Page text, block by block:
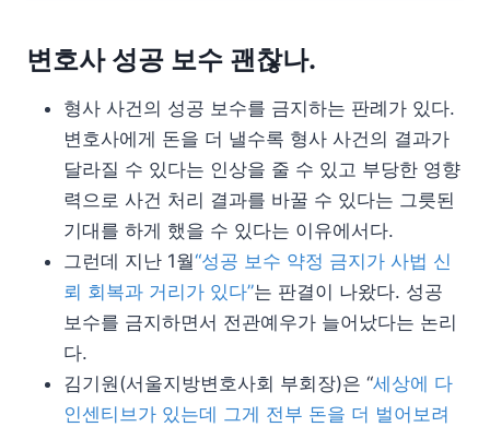
변호사 성공 보수 괜찮나.
형사 사건의 성공 보수를 금지하는 판례가 있다.
변호사에게 돈을 더 낼수록 형사 사건의 결과가
달라질 수 있다는 인상을 줄 수 있고 부당한 영향
력으로 사건 처리 결과를 바꿀 수 있다는 그릇된
기대를 하게 했을 수 있다는 이유에서다.
그런데 지난 1월“성공 보수 약정 금지가 사법 신
뢰 회복과 거리가 있다”는 판결이 나왔다. 성공
보수를 금지하면서 전관예우가 늘어났다는 논리
다.
김기원(서울지방변호사회 부회장)은 “세상에 다
인센티브가 있는데 그게 전부 돈을 더 벌어보려